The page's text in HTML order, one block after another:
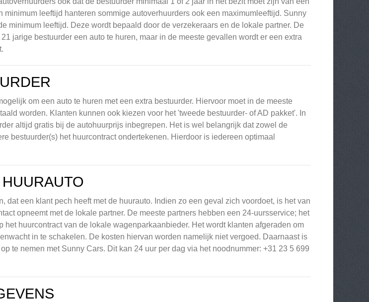
leeftijd hanteren sommige autoverhuurders ook een maximumleeftijd. Sunny
minimum leeftijd. Deze wordt bepaald door de verzekeraars en de lokale partner. De
jarige bestuurder een auto te huren, maar in de meeste gevallen wordt er een extra
om een auto te huren met een extra bestuurder. Hiervoor moet in de meeste
worden. Klanten kunnen ook kiezen voor het 'tweede bestuurder- of AD pakket'. In
altijd gratis bij de autohuurprijs inbegrepen. Het is wel belangrijk dat zowel de
bestuurder(s) het huurcontract ondertekenen. Hierdoor is iedereen optimaal
dat een klant pech heeft met de huurauto. Indien zo een geval zich voordoet, is het van
opneemt met de lokale partner. De meeste partners hebben een 24-uursservice; het
het huurcontract van de lokale wagenparkaanbieder. Het wordt klanten afgeraden om
in te schakelen. De kosten hiervan worden namelijk niet vergoed. Daarnaast is
te nemen met Sunny Cars. Dit kan 24 uur per dag via het noodnummer: +31 23 5 699